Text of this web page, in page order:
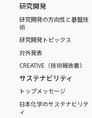
研究開発
研究開発の方向性と基盤技
術
研究開発トピックス
対外発表
CREATIVE（技術報告書）
サステナビリティ
トップメッセージ
日本化学のサステナビリテ
ィ